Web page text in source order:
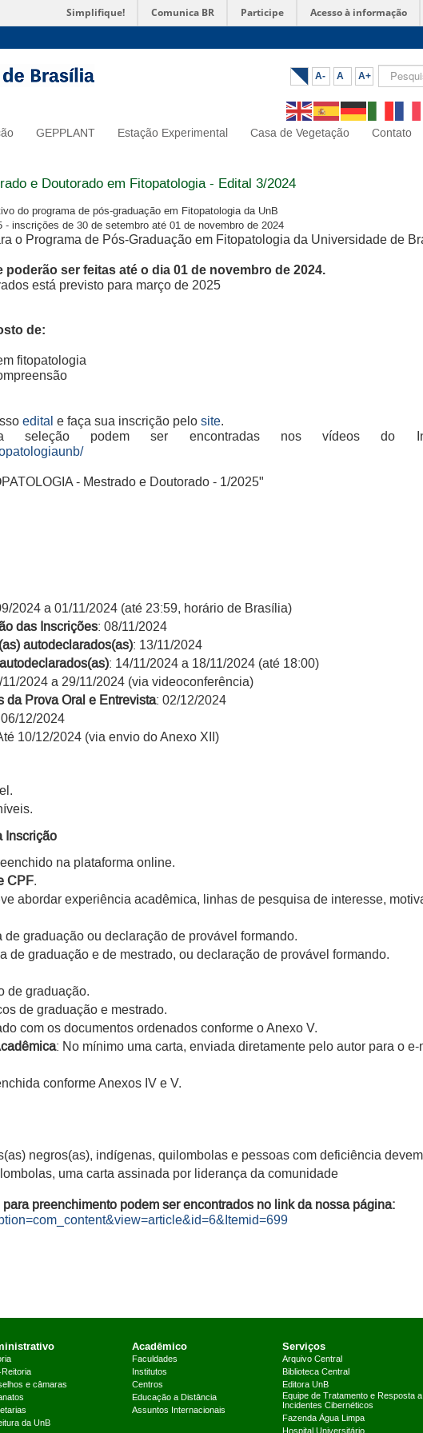
Simplifique! Comunica BR Participe Acesso à informação
A- A A+
GEPPLANT Estação Experimental Casa de Vegetação Contato
e Doutorado em Fitopatologia - Edital 3/2024
do programa de pós-graduação em Fitopatologia da UnB
inscrições de 30 de setembro até 01 de novembro de 2024
o Programa de Pós-Graduação em Fitopatologia da Universidade de
ser feitas até o dia 01 de novembro de 2024.
está previsto para março de 2025
de:
fitopatologia
edital e faça sua inscrição pelo site.
seleção podem ser encontradas nos vídeos do
- Mestrado e Doutorado - 1/2025"
2024 a 01/11/2024 (até 23:59, horário de Brasília)
das Inscrições: 08/11/2024
autodeclarados(as): 13/11/2024
: 14/11/2024 a 18/11/2024 (até 18:00)
11/2024 a 29/11/2024 (via videoconferência)
da Prova Oral e Entrevista: 02/12/2024
12/2024
10/12/2024 (via envio do Anexo XII)
Inscrição
na plataforma online.
CPF.
abordar experiência acadêmica, linhas de pesquisa de interesse,
de graduação ou declaração de provável formando.
de graduação e de mestrado, ou declaração de provável formando.
de graduação.
de graduação e mestrado.
com os documentos ordenados conforme o Anexo V.
: No mínimo uma carta, enviada diretamente pelo autor para o e-
conforme Anexos IV e V.
negros(as), indígenas, quilombolas e pessoas com deficiência
uma carta assinada por liderança da comunidade​
preenchimento podem ser encontrados no link da nossa página:
e câmaras
da UnB
Acadêmico
Faculdades
Institutos
Centros
Educação a Distância
Assuntos Internacionais
Serviços
Arquivo Central
Biblioteca Central
Editora UnB
Equipe de Tratamento e Resposta a
Incidentes Cibernéticos
Fazenda Água Limpa